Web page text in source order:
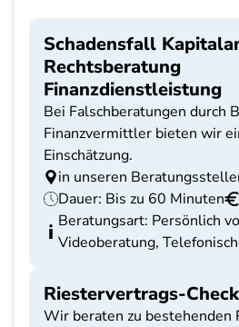
Schadensfall
Rechtsberatung
Finanzdienstleistung
Bei Falschberatungen durch
Finanzvermittler bieten wir
Einschätzung.
in unseren
Dauer: Bis zu 60 Minuten
Beratungsart: Persönlich
Videoberatung,
Riestervertrags-Check
Wir beraten zu bestehenden